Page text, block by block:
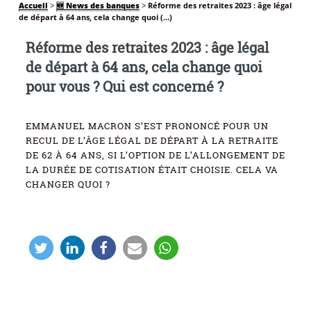
Accueil > 🆕 News des banques> Réforme des retraites 2023 : âge légal
de départ à 64 ans, cela change quoi (…)
Réforme des retraites 2023 : âge légal
de départ à 64 ans, cela change quoi
pour vous ? Qui est concerné ?
EMMANUEL MACRON S’EST PRONONCÉ POUR UN
RECUL DE L’ÂGE LÉGAL DE DÉPART À LA RETRAITE
DE 62 À 64 ANS, SI L’OPTION DE L’ALLONGEMENT DE
LA DURÉE DE COTISATION ÉTAIT CHOISIE. CELA VA
CHANGER QUOI ?